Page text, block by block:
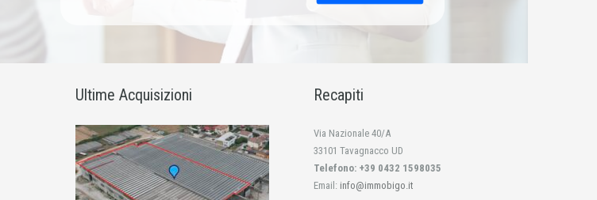
Ultime Acquisizioni Recapiti
Via Nazionale 40/A
33101 Tavagnacco UD
Telefono: +39 0432 1598035
Email: info@immobigo.it